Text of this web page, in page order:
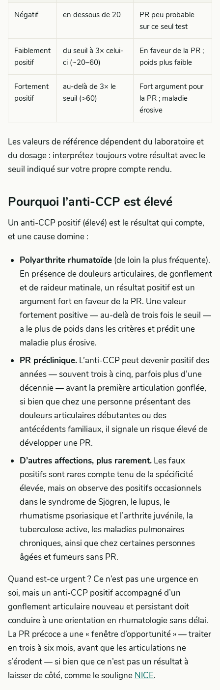
Négatif en dessous de 20
PR peu probable
sur ce seul test
Faiblement
positif
du seuil à 3× celui-
ci (~20–60)
En faveur de la PR ;
poids plus faible
Fortement
positif
au-delà de 3× le
seuil (>60)
Fort argument pour
la PR ; maladie
érosive
Les valeurs de référence dépendent du laboratoire et
du dosage : interprétez toujours votre résultat avec le
seuil indiqué sur votre propre compte rendu.
Pourquoi l’anti-CCP est élevé
Un anti-CCP positif (élevé) est le résultat qui compte,
et une cause domine :
Polyarthrite rhumatoïde (de loin la plus fréquente).
En présence de douleurs articulaires, de gonflement
et de raideur matinale, un résultat positif est un
argument fort en faveur de la PR. Une valeur
fortement positive — au-delà de trois fois le seuil —
a le plus de poids dans les critères et prédit une
maladie plus érosive.
PR préclinique. L’anti-CCP peut devenir positif des
années — souvent trois à cinq, parfois plus d’une
décennie — avant la première articulation gonflée,
si bien que chez une personne présentant des
douleurs articulaires débutantes ou des
antécédents familiaux, il signale un risque élevé de
développer une PR.
D’autres affections, plus rarement. Les faux
positifs sont rares compte tenu de la spécificité
élevée, mais on observe des positifs occasionnels
dans le syndrome de Sjögren, le lupus, le
rhumatisme psoriasique et l’arthrite juvénile, la
tuberculose active, les maladies pulmonaires
chroniques, ainsi que chez certaines personnes
âgées et fumeurs sans PR.
Quand est-ce urgent ? Ce n’est pas une urgence en
soi, mais un anti-CCP positif accompagné d’un
gonflement articulaire nouveau et persistant doit
conduire à une orientation en rhumatologie sans délai.
La PR précoce a une « fenêtre d’opportunité » — traiter
en trois à six mois, avant que les articulations ne
s’érodent — si bien que ce n’est pas un résultat à
laisser de côté, comme le souligne NICE.